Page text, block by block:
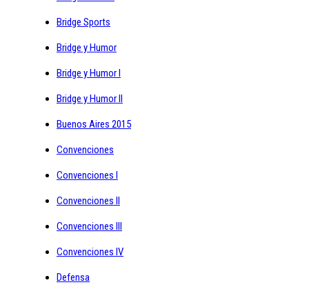
Bridge Sports
Bridge y Humor
Bridge y Humor I
Bridge y Humor II
Buenos Aires 2015
Convenciones
Convenciones I
Convenciones II
Convenciones III
Convenciones IV
Defensa